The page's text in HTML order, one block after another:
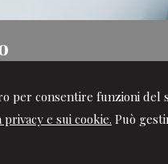
per consentire funzioni
e sui cookie. Può
12038,CN